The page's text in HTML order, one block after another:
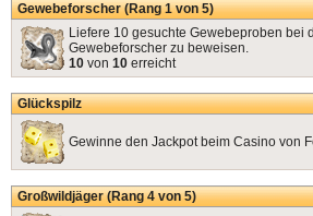
Gewebeforscher (Rang 1 von 5)
Liefere 10 gesuchte Gewebeproben bei
Gewebeforscher zu beweisen.
10 von 10 erreicht
Glückspilz
Gewinne den Jackpot beim Casino von
Großwildjäger (Rang 4 von 5)